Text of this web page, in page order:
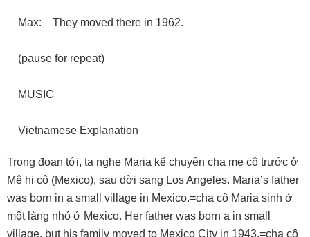
Max: They moved there in 1962.
(pause for repeat)
MUSIC
Vietnamese Explanation
Trong đoạn tới, ta nghe Maria kể chuyện cha mẹ cô trước ở
Mê hi cô (Mexico), sau dời sang Los Angeles. Maria’s father
was born in a small village in Mexico.=cha cô Maria sinh ở
một làng nhỏ ở Mexico. Her father was born a in small
village, but his family moved to Mexico City in 1943.=cha cô